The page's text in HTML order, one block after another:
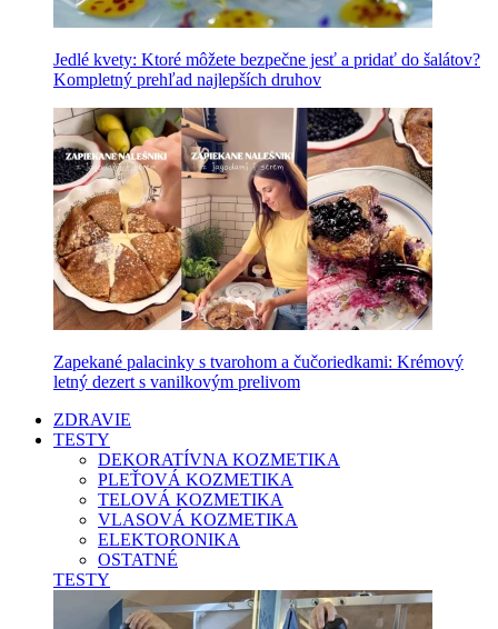
Jedlé kvety: Ktoré môžete bezpečne jesť a pridať do šalátov?
Kompletný prehľad najlepších druhov
Zapekané palacinky s tvarohom a čučoriedkami: Krémový
letný dezert s vanilkovým prelivom
ZDRAVIE
TESTY
DEKORATÍVNA KOZMETIKA
PLEŤOVÁ KOZMETIKA
TELOVÁ KOZMETIKA
VLASOVÁ KOZMETIKA
ELEKTORONIKA
OSTATNÉ
TESTY